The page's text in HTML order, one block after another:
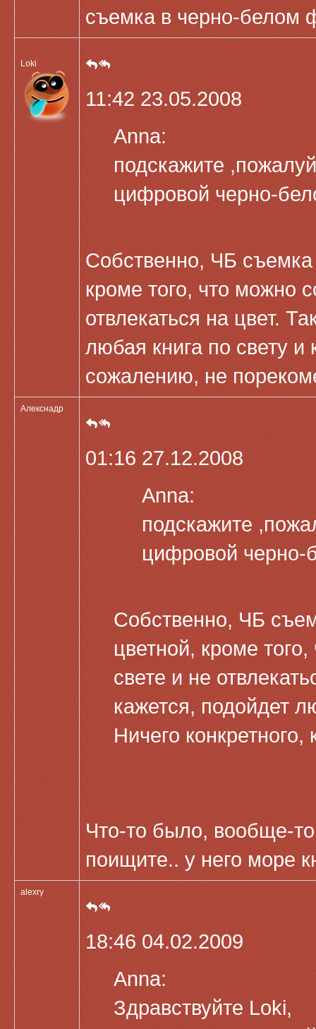
съемка в черно-белом
Loki
11:42 23.05.2008
Anna:
подскажите
цифровой черно-
Собственно, ЧБ съемка
кроме того, что можно
отвлекаться на цвет.
любая книга по свету и
сожалению, не
Алекснадр
01:16 27.12.2008
Anna:
подскажите
цифровой черно-
Собственно, ЧБ
цветной, кроме
свете и не
кажется, подойдет
Ничего
Что-то было, вообще-
поищите.. у него море
alexry
18:46 04.02.2009
Anna:
Здравствуйте Loki,